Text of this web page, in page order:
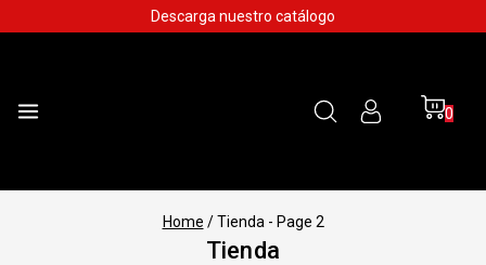
to
Descarga nuestro catálogo
0
Home / Tienda - Page 2
Tienda